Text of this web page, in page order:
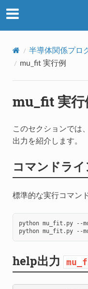
半導体関係プロ
mu_fit 実行例
mu_fit 実行
このセクションでは、
出力を紹介します。
コマンドラ
標準的な実行コマン
python mu_fit.py --
python mu_fit.py --
help出力